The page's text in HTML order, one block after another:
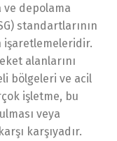
depolama
standartlarının
işaretlemeleridir.
alanlarını
bölgeleri ve acil
işletme, bu
veya
karşıyadır.